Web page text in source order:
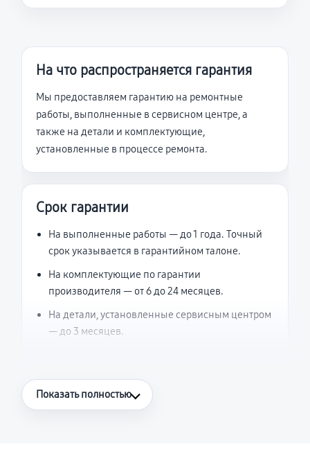
На что распространяется гарантия
Мы предоставляем гарантию на ремонтные
работы, выполненные в сервисном центре, а
также на детали и комплектующие,
установленные в процессе ремонта.
Срок гарантии
На выполненные работы — до 1 года. Точный
срок указывается в гарантийном талоне.
На комплектующие по гарантии
производителя — от 6 до 24 месяцев.
На детали, установленные сервисным центром
— до 3 месяцев.
Что считается гарантийным случаем
Показать полностью